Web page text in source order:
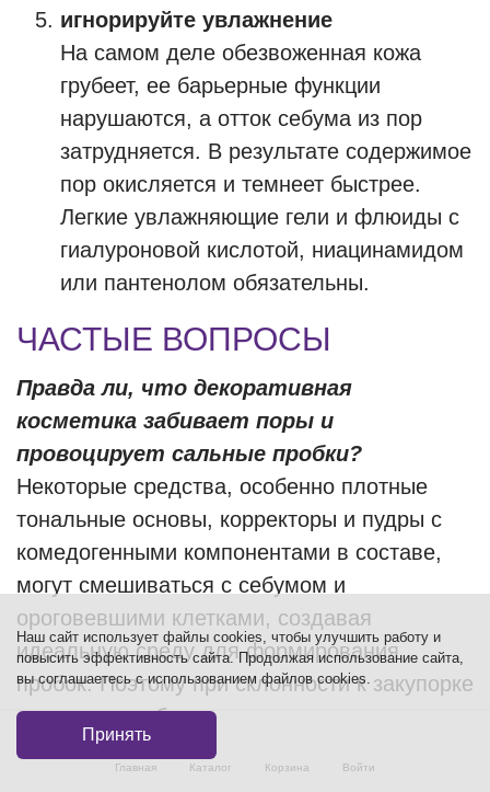
игнорируйте увлажнение
На самом деле обезвоженная кожа
грубеет, ее барьерные функции
нарушаются, а отток себума из пор
затрудняется. В результате содержимое
пор окисляется и темнеет быстрее.
Легкие увлажняющие гели и флюиды с
гиалуроновой кислотой, ниацинамидом
или пантенолом обязательны.
ЧАСТЫЕ ВОПРОСЫ
Правда ли, что декоративная
косметика забивает поры и
провоцирует сальные пробки?
Некоторые средства, особенно плотные
тональные основы, корректоры и пудры с
комедогенными компонентами в составе,
могут смешиваться с себумом и
ороговевшими клетками, создавая
идеальную среду для формирования
пробок. Поэтому при склонности к закупорке
пор важно выбирать декоративную
косметику с пометкой «некомедогенно» и
Наш сайт использует файлы cookies, чтобы улучшить работу и
повысить эффективность сайта. Продолжая использование сайта,
вы соглашаетесь с использованием файлов cookies.
Принять
Главная Каталог Корзина Войти